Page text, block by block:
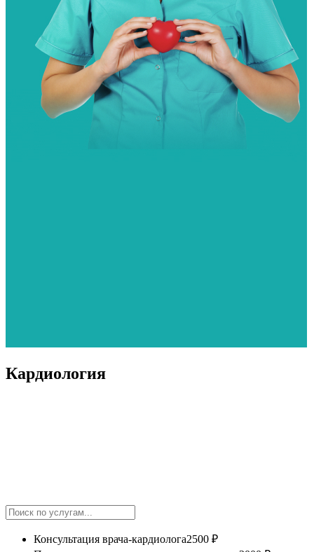
Кардиология
Консультация врача-кардиолога2500 ₽